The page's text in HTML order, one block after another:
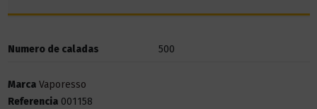
Numero de caladas 500
Marca Vaporesso
Referencia 001158